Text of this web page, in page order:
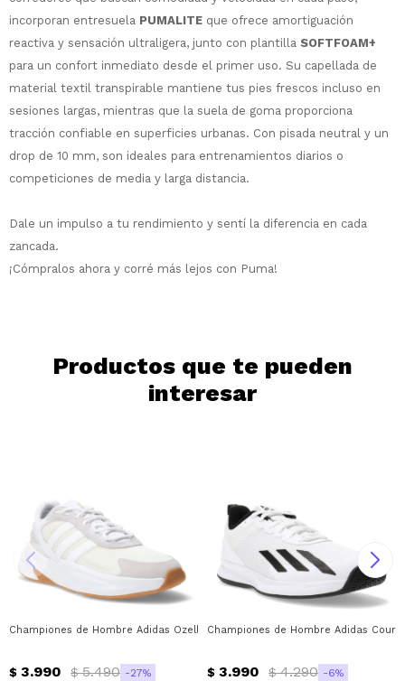
incorporan entresuela PUMALITE que ofrece amortiguación
reactiva y sensación ultraligera, junto con plantilla SOFTFOAM+
para un confort inmediato desde el primer uso. Su capellada de
material textil transpirable mantiene tus pies frescos incluso en
sesiones largas, mientras que la suela de goma proporciona
tracción confiable en superficies urbanas. Con pisada neutral y un
drop de 10 mm, son ideales para entrenamientos diarios o
competiciones de media y larga distancia.
Dale un impulso a tu rendimiento y sentí la diferencia en cada
zancada.
¡Cómpralos ahora y corré más lejos con Puma!
Productos que te pueden
interesar
Championes de Hombre Adidas Ozelle Cloudfoam Adidas - Blanco - Gris
$ 3.990 $ 5.490 27
Championes de Hombre Adidas
$ 3.990 $ 4.290 6
Comprá ahora y Pagá
Después, hasta en 12
cuotas y sin tocar tu
tarjeta de crédito
Verifica si estás calificado para comprar
con Pago Después:
Cédula de identidad
Estás calificado para comprar usando Pago
Después.
¡Tenés hasta
para comprar en las cuotas
* sujeto a aprobación crediticia. El monto
disponible puede variar por comercio
Ups!
Parece que no tenes oferta, lamentamos
el inconveniente, por cualquier duda
contactanos en
¡Algo salió mal!
Por favor intenta nuevamente mas tarde.